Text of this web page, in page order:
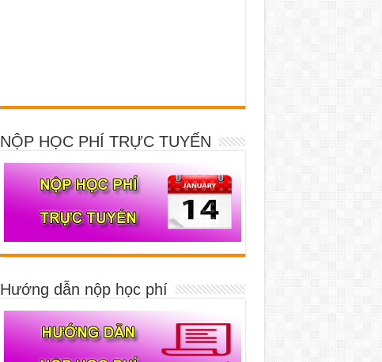
NỘP HỌC PHÍ TRỰC TUYẾN
Hướng dẫn nộp học phí